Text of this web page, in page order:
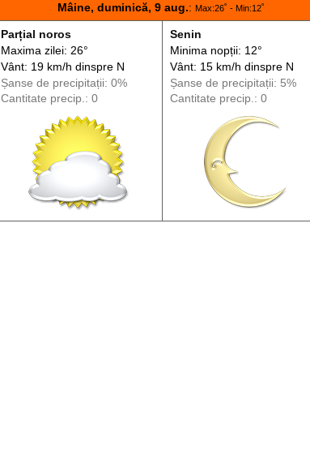
Mâine, duminică, 9 aug.:Max:26˚ - Min:12˚
Parțial noros
Maxima zilei: 26°
Vânt: 19 km/h dinspreN
Șanse de precipitații: 0%
Cantitate precip.: 0
Senin
Minima nopții: 12°
Vânt: 15 km/h dinspreN
Șanse de precipitații: 5%
Cantitate precip.: 0